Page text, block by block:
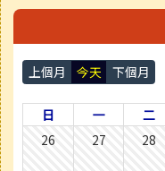
上個月 今天 下個月
日 一 二
26
27 28